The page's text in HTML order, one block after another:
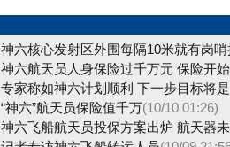
神六核心发射区外围每隔10米就有岗
神六航天员人身保险过千万元 保险开
专家称如神六计划顺利 下一步目标将
“神六”航天员保险值千万(10/10 01:26)
神六飞船航天员投保方案出炉 航天器